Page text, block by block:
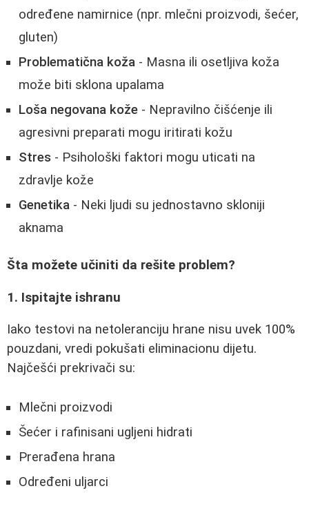
određene namirnice (npr. mlečni proizvodi, šećer,
gluten)
Problematična koža - Masna ili osetljiva koža
može biti sklona upalama
Loša negovana kože - Nepravilno čišćenje ili
agresivni preparati mogu iritirati kožu
Stres - Psihološki faktori mogu uticati na
zdravlje kože
Genetika - Neki ljudi su jednostavno skloniji
aknama
Šta možete učiniti da rešite problem?
1. Ispitajte ishranu
Iako testovi na netoleranciju hrane nisu uvek 100%
pouzdani, vredi pokušati eliminacionu dijetu.
Najčešći prekrivači su:
Mlečni proizvodi
Šećer i rafinisani ugljeni hidrati
Prerađena hrana
Određeni uljarci